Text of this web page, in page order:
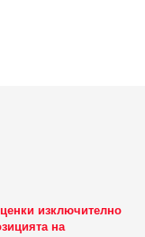
изключително
на